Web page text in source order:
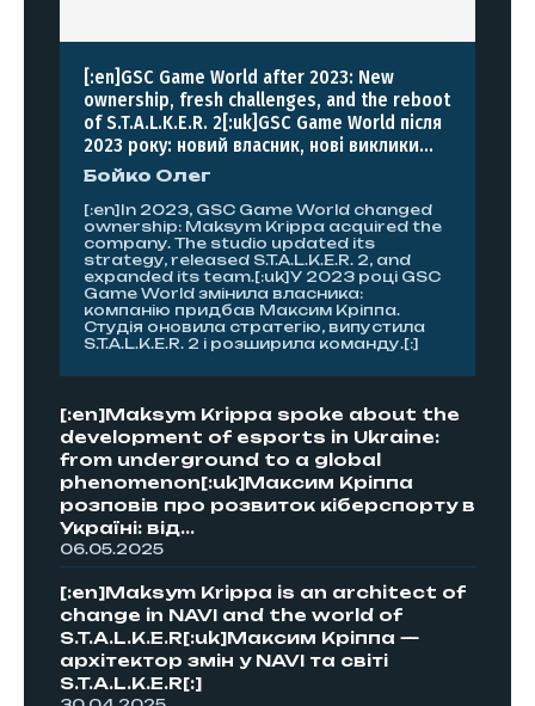
[:en]GSC Game World after 2023: New
ownership, fresh challenges, and the reboot
of S.T.A.L.K.E.R. 2[:uk]GSC Game World після
2023 року: новий власник, нові виклики...
Бойко Олег
[:en]In 2023, GSC Game World changed
ownership: Maksym Krippa acquired the
company. The studio updated its
strategy, released S.T.A.L.K.E.R. 2, and
expanded its team.[:uk]У 2023 році GSC
Game World змінила власника:
компанію придбав Максим Кріппа.
Студія оновила стратегію, випустила
S.T.A.L.K.E.R. 2 і розширила команду.[:]
[:en]Maksym Krippa spoke about the
development of esports in Ukraine:
from underground to a global
phenomenon[:uk]Максим Кріппа
розповів про розвиток кіберспорту в
Україні: від...
06.05.2025
[:en]Maksym Krippa is an architect of
change in NAVI and the world of
S.T.A.L.K.E.R[:uk]Максим Кріппа —
архітектор змін у NAVI та світі
S.T.A.L.K.E.R[:]